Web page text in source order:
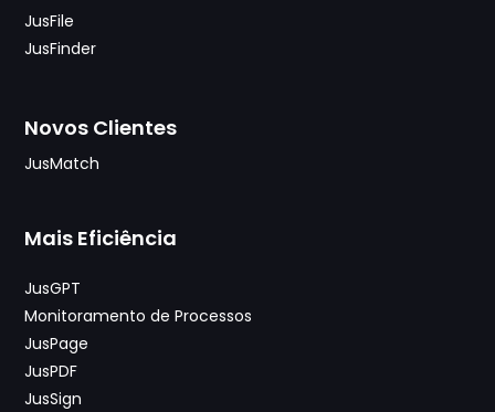
JusFile
JusFinder
Novos Clientes
JusMatch
Mais Eficiência
JusGPT
Monitoramento de Processos
JusPage
JusPDF
JusSign